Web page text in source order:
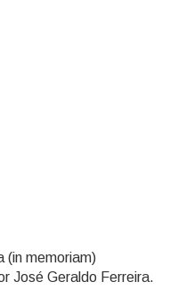
(in memoriam)
José Geraldo Ferreira.